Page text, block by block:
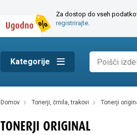
Za dostop do vseh
registrirajte
Kategorije
domov tonerji, črnila, trakovi tonerji
TONERJI ORIGINAL